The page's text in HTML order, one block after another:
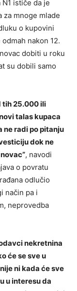
ističe da je
za mnoge mlade
o kupovini
nakon 12.
dobiti u roku
su dobili samo
tih 25.000 ili
talas kupaca
ne radi po pitanju
dok ne
, navodi
o povratu
odlučio
način pa i
neprovedba
nekretnina
će se sve u
ni kada će sve
u interesu da